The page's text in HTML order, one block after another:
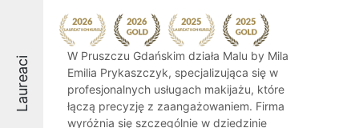
Laureaci
W Pruszczu Gdańskim działa Malu by Mila
Emilia Prykaszczyk, specjalizująca się w
profesjonalnych usługach makijażu, które
łączą precyzję z zaangażowaniem. Firma
wyróżnia się szczególnie w dziedzinie